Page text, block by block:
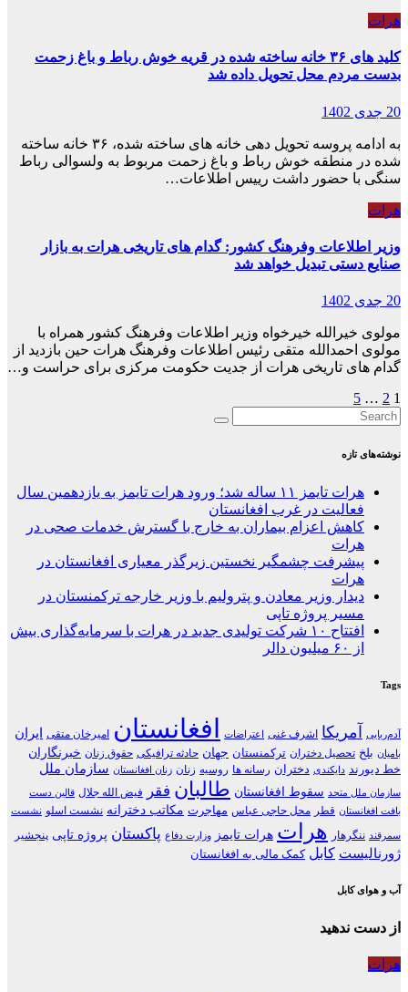
هرات
کلید های ۳۶ خانه ساخته شده در قریه خوش رباط و باغ زحمت
بدست مردم محل تحویل داده شد
20 جدی 1402
به ادامه پروسه تحویل دهی خانه های ساخته شده، ۳۶ خانه ساخته
شده در منطقه خوش رباط و باغ زحمت مربوط به ولسوالی رباط
سنگی با حضور داشت رییس اطلاعات…
هرات
وزیر اطلاعات وفرهنگ کشور: گدام های تاریخی هرات به بازار
صنایع دستی تبدیل خواهد شد
20 جدی 1402
مولوی خیرالله خیرخواه وزیر اطلاعات وفرهنگ کشور همراه با
مولوی احمدالله متقی رئیس اطلاعات وفرهنگ هرات حین بازدید از
گدام های تاریخی هرات از جدیت حکومت مرکزی برای حراست و…
صفحه‌بندی
نوشته‌ها
1
2
…
5
نوشته‌های تازه
هرات تایمز ۱۱ ساله شد؛ ورود هرات تایمز به یازدهمین سال
فعالیت در غرب افغانستان
کاهش اعزام بیماران به خارج با گسترش خدمات صحی در
هرات
پیشرفت چشمگیر نخستین زیرگذر معیاری افغانستان در
هرات
دیدار وزیر معادن و پترولیم با وزیر خارجه ترکمنستان در
مسیر پروژه تاپی
افتتاح ۱۰ شرکت تولیدی جدید در هرات با سرمایه‌گذاری بیش
از ۶۰ میلیون دالر
Tags
آدم‌ربایی آمریکا اشرف غنی اعتراضات افغانستان امیرخان متقی ایران
بامیان بلخ تحصیل دختران ترکمنستان جهان حادثه ترافیکی حقوق زنان خبرنگاران
خط دیورند دایکندی دختران رسانه ها روسیه زنان زنان افغانستان سازمان ملل
سازمان ملل متحد سقوط افغانستان طالبان فقر فیض الله جلال قالین دست
بافت افغانستان قطر محل حاجی عباس مهاجرت مکاتب دخترانه نشست اسلو نشست
سمرقند ننگرهار هرات هرات تایمز وزارت دفاع پاکستان پروژه تاپی پنجشیر
ژورنالیست کابل کمک مالی به افغانستان
آب و هوای کابل
از دست ندهید
هرات